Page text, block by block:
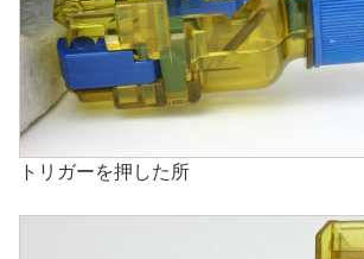
トリガーを押した所